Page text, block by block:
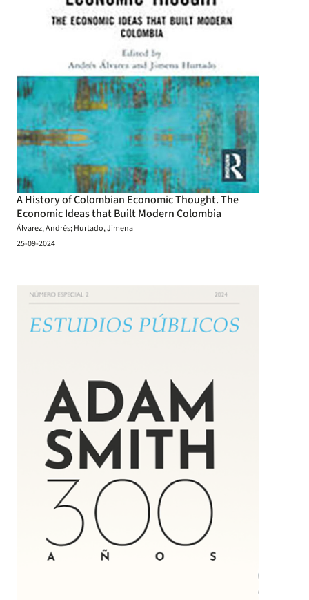
A History of Colombian Economic Thought. The
Economic Ideas that Built Modern Colombia
Álvarez, Andrés; Hurtado, Jimena
25-09-2024